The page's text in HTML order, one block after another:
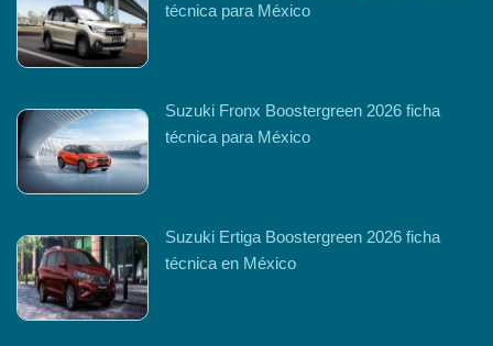
técnica para México
Suzuki Fronx Boostergreen 2026 ficha
técnica para México
Suzuki Ertiga Boostergreen 2026 ficha
técnica en México